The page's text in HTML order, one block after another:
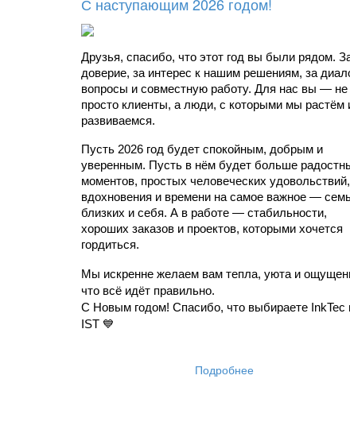
С наступающим 2026 годом!
Друзья, спасибо, что этот год вы были рядом.
доверие, за интерес к нашим решениям, за
вопросы и совместную работу. Для нас вы — не
просто клиенты, а люди, с которыми мы растём
развиваемся.
Пусть 2026 год будет спокойным, добрым и
уверенным. Пусть в нём будет больше
моментов, простых человеческих удовольствий,
вдохновения и времени на самое важное —
близких и себя. А в работе — стабильности,
хороших заказов и проектов, которыми хочется
гордиться.
Мы искренне желаем вам тепла, уюта и
что всё идёт правильно.
С Новым годом! Спасибо, что выбираете InkTec
IST 💙
Подробнее